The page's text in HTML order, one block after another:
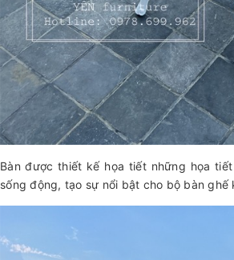
Bàn được thiết kế họa tiết những họa
sống động, tạo sự nổi bật cho bộ bàn